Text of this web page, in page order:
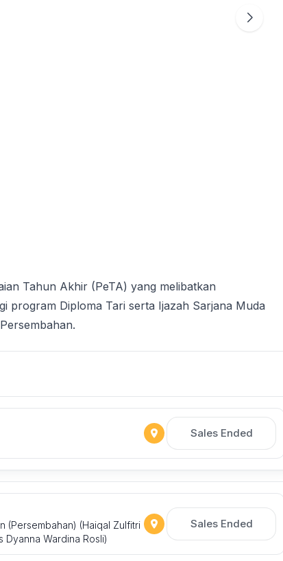
Tahun Akhir (PeTA) yang melibatkan
program Diploma Tari serta Ijazah Sarjana Muda
Sales Ended
(Persembahan) (Haiqal Zulfitri
Dyanna Wardina Rosli)
Sales Ended